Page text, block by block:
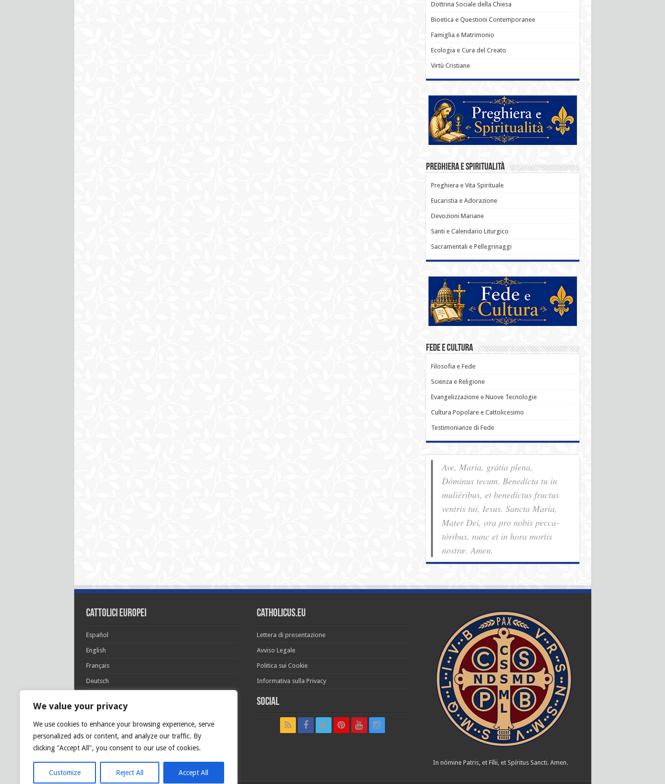
We value your privacy
We use cookies to enhance your browsing experience, serve
personalized ads or content, and analyze our traffic. By
clicking "Accept All", you consent to our use of cookies.
Customize Reject All Accept All
Dottrina Sociale della Chiesa
Bioetica e Questioni Contemporanee
Famiglia e Matrimonio
Ecologia e Cura del Creato
Virtù Cristiane
Preghiera e Spiritualità
Preghiera e Vita Spirituale
Eucaristia e Adorazione
Devozioni Mariane
Santi e Calendario Liturgico
Sacramentali e Pellegrinaggi
Fede e Cultura
Filosofia e Fede
Scienza e Religione
Evangelizzazione e Nuove Tecnologie
Cultura Popolare e Cattolicesimo
Testimonianze di Fede
Ave, Maria, grátia plena,
Dóminus tecum. Benedícta tu in
muliéribus, et benedíctus fructus
ventris tui, Iesus. Sancta Maria,
Mater Dei, ora pro nobis pec­ca­
tóribus, nunc et in hora mortis
nostræ. Amen.
cattolici europei
Español
English
Français
Deutsch
Português
Polski
Glória Patri, et Fílio, et Spirítui Sancto. Sicut erat in
princípio, et nunc et semper et in sǽcula
sæculórum. Amen.
Catholicus.eu
Lettera di presentazione
Avviso Legale
Politica sui Cookie
Informativa sulla Privacy
Social
In nómine Patris, et Fílii, et Spíritus Sancti. Amen.